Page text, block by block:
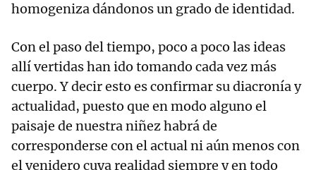
homogeniza dándonos un grado de identidad.
Con el paso del tiempo, poco a poco las ideas
allí vertidas han ido tomando cada vez más
cuerpo. Y decir esto es confirmar su diacronía y
actualidad, puesto que en modo alguno el
paisaje de nuestra niñez habrá de
corresponderse con el actual ni aún menos con
el venidero cuya realidad siempre y en todo